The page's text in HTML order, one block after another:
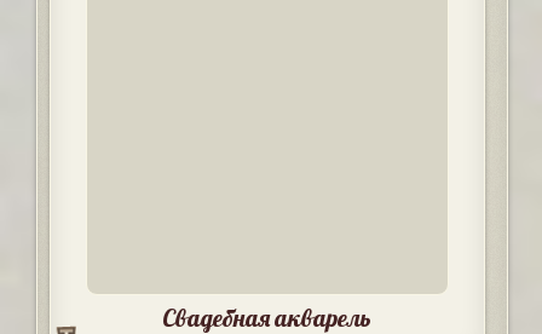
Свадебная акварель